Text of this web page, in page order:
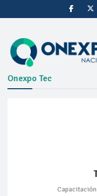
Onexpo Tec
Capacitación